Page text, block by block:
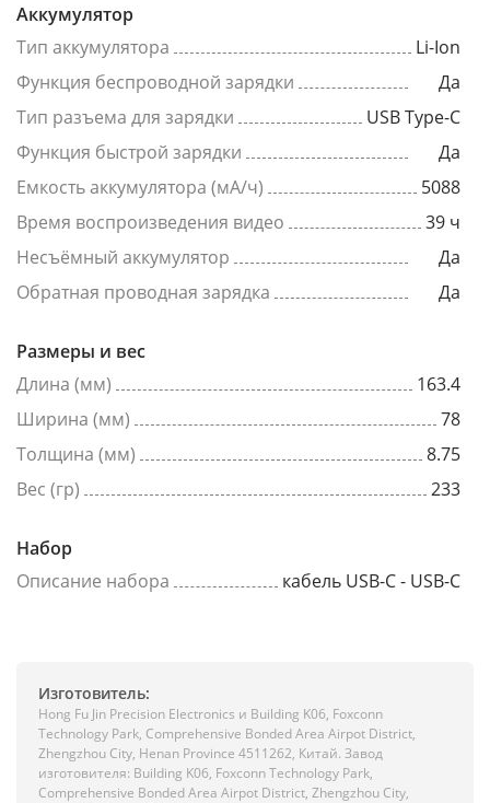
Аккумулятор
Тип аккумулятора
Li-Ion
Функция беспроводной зарядки
Да
Тип разъема для зарядки
USB Type-C
Функция быстрой зарядки
Да
Емкость аккумулятора (мА/ч)
5088
Время воспроизведения видео
39 ч
Несъёмный аккумулятор
Да
Обратная проводная зарядка
Да
Размеры и вес
Длина (мм)
163.4
Ширина (мм)
78
Толщина (мм)
8.75
Вес (гр)
233
Набор
Описание набора
кабель USB-C - USB-C
Изготовитель:
Hong Fu Jin Precision Electronics и Building K06, Foxconn
Technology Park, Comprehensive Bonded Area Airpot District,
Zhengzhou City, Henan Province 4511262, Китай. Завод
изготовителя: Building K06, Foxconn Technology Park,
Comprehensive Bonded Area Airpot District, Zhengzhou City,